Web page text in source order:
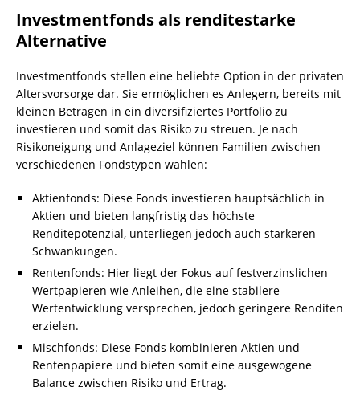
Investmentfonds als renditestarke
Alternative
Investmentfonds stellen eine beliebte Option in der privaten
Altersvorsorge dar. Sie ermöglichen es Anlegern, bereits mit
kleinen Beträgen in ein diversifiziertes Portfolio zu
investieren und somit das Risiko zu streuen. Je nach
Risikoneigung und Anlageziel können Familien zwischen
verschiedenen Fondstypen wählen:
Aktienfonds: Diese Fonds investieren hauptsächlich in
Aktien und bieten langfristig das höchste
Renditepotenzial, unterliegen jedoch auch stärkeren
Schwankungen.
Rentenfonds: Hier liegt der Fokus auf festverzinslichen
Wertpapieren wie Anleihen, die eine stabilere
Wertentwicklung versprechen, jedoch geringere Renditen
erzielen.
Mischfonds: Diese Fonds kombinieren Aktien und
Rentenpapiere und bieten somit eine ausgewogene
Balance zwischen Risiko und Ertrag.